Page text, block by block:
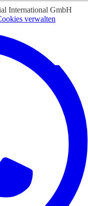
International GmbH
verwalten